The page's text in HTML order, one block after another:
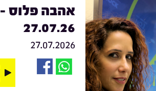
אהבה פלוס -
27.07.26
27.07.2026